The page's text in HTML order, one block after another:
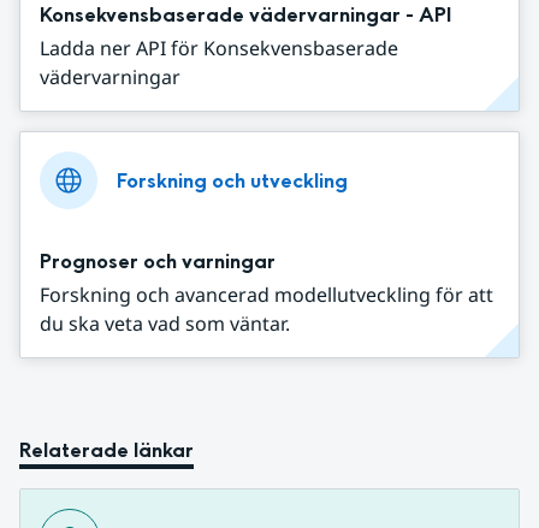
Konsekvensbaserade vädervarningar - API
Ladda ner API för Konsekvensbaserade
vädervarningar
Forskning och utveckling
Prognoser och varningar
Forskning och avancerad modellutveckling för att
du ska veta vad som väntar.
Relaterade länkar